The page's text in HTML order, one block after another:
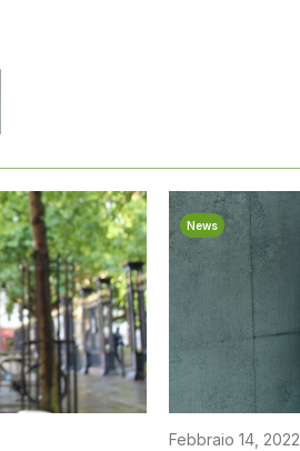
News
Febbraio 14, 2022